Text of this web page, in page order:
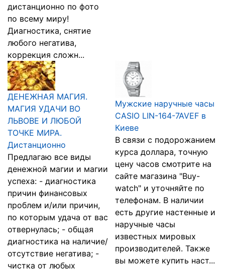
дистанционно по фото
по всему миру!
Диагностика, снятие
любого негатива,
коррекция сложн...
ДЕНЕЖНАЯ МАГИЯ.
МАГИЯ УДАЧИ ВО
ЛЬВОВЕ И ЛЮБОЙ
ТОЧКЕ МИРА.
Дистанционно
Предлагаю все виды
денежной магии и магии
успеха: - диагностика
причин финансовых
проблем и/или причин,
по которым удача от вас
отвернулась; - общая
диагностика на наличие/
отсутствие негатива; -
чистка от любых
Мужские наручные часы
CASIO LIN-164-7AVEF в
Киеве
В связи с подорожанием
курса доллара, точную
цену часов смотрите на
сайте магазина "Buy-
watch" и уточняйте по
телефонам. В наличии
есть другие настенные и
наручные часы
известных мировых
производителей. Также
вы можете купить наст...